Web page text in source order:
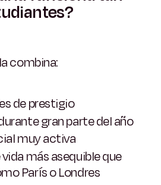
combina:
de prestigio
gran parte del año
muy activa
más asequible que
París o Londres